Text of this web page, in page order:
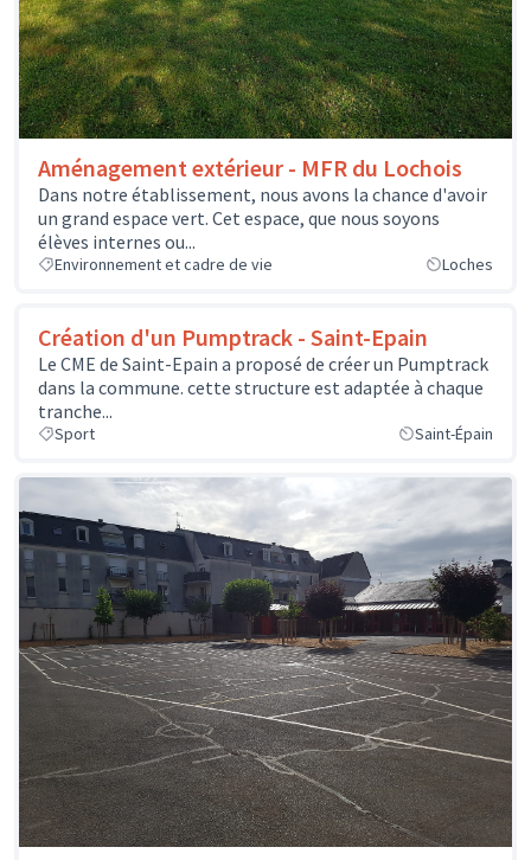
Aménagement extérieur - MFR du Lochois
Dans notre établissement, nous avons la chance d'avoir
un grand espace vert. Cet espace, que nous soyons
élèves internes ou...
Environnement et cadre de vie Loches
Création d'un Pumptrack - Saint-Epain
Le CME de Saint-Epain a proposé de créer un Pumptrack
dans la commune. cette structure est adaptée à chaque
tranche...
Sport Saint-Épain